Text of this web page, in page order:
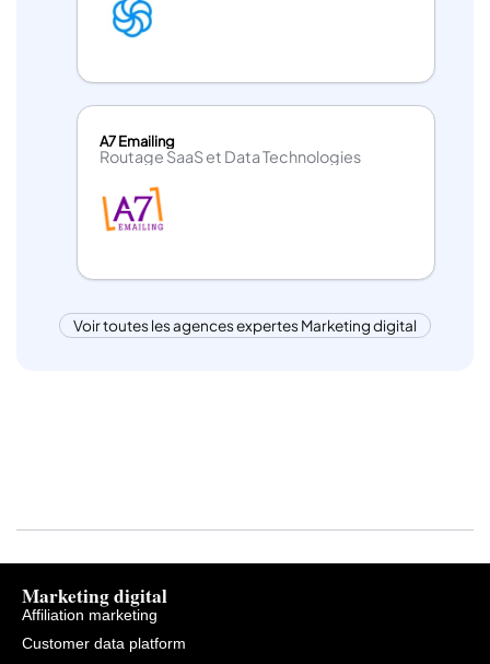
A7 Emailing
Routage SaaS et Data Technologies
Voir toutes les agences expertes Marketing digital
Marketing digital
Affiliation marketing
Customer data platform